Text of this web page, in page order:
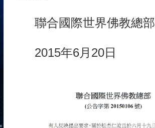
聯合國際世界佛教總部
2015年6月20日